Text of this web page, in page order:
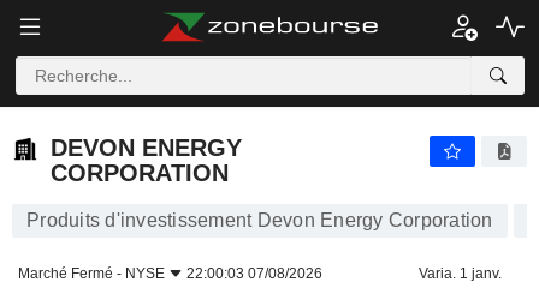
DEVON ENERGY
CORPORATION
Produits d'investissement Devon Energy Corporation
Marché Fermé - NYSE 22:00:03 07/08/2026 Varia. 1 janv.